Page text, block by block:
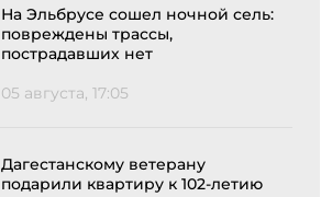
На Эльбрусе сошел ночной сель:
повреждены трассы,
пострадавших нет
05 августа, 17:05
Дагестанскому ветерану
подарили квартиру к 102-летию